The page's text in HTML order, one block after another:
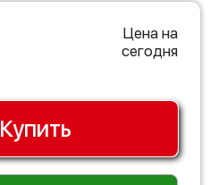
Цена на
сегодня
Купить